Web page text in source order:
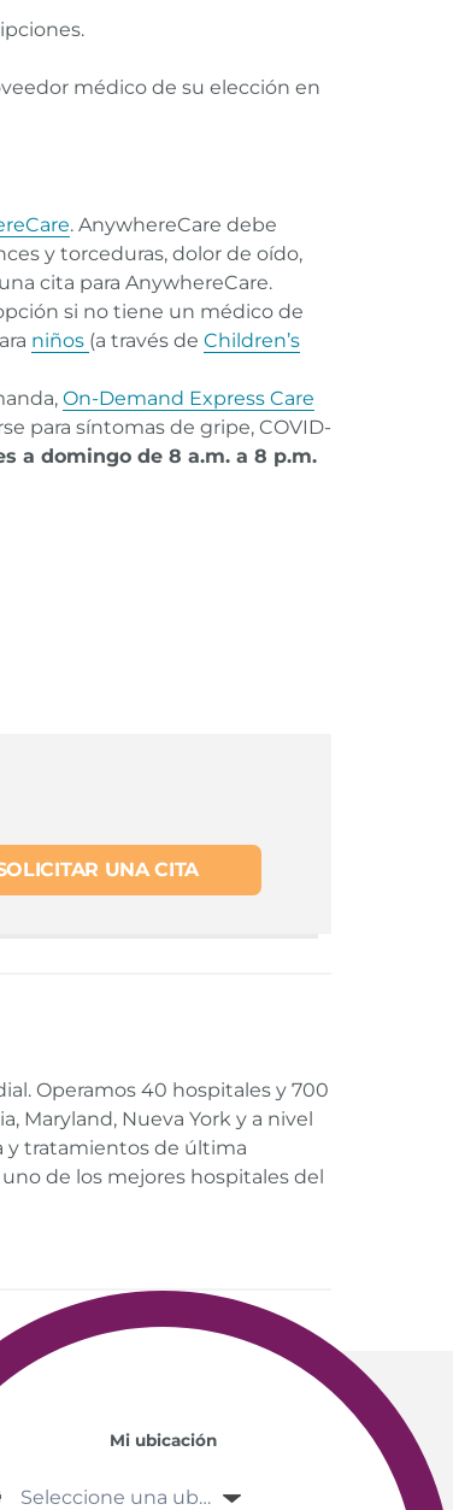
médico de su elección en
. AnywhereCare debe
y torceduras, dolor de oído,
cita para AnywhereCare.
si no tiene un médico de
niños (a través de Children’s
On-Demand Express Care
para síntomas de gripe, COVID-
a domingo de 8 a.m. a 8 p.m.
UNA CITA
Operamos 40 hospitales y 700
Maryland, Nueva York y a nivel
y tratamientos de última
de los mejores hospitales del
Mi ubicación